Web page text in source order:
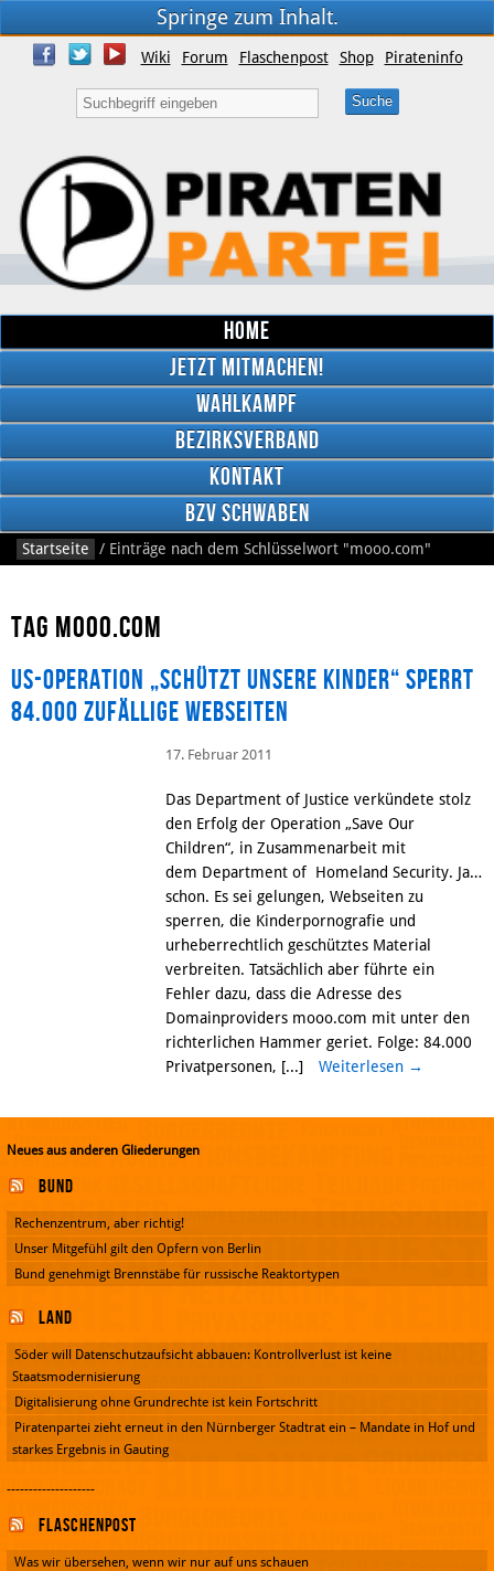
Springe zum Inhalt.
Wiki Forum Flaschenpost Shop Pirateninfo
Home
Jetzt mitmachen!
Wahlkampf
Bezirksverband
Kontakt
BzV Schwaben
Startseite / Einträge nach dem Schlüsselwort "mooo.com"
Tag mooo.com
US-Operation „Schützt Unsere Kinder“ sperrt
84.000 zufällige Webseiten
17. Februar 2011
Das Department of Justice verkündete stolz
den Erfolg der Operation „Save Our
Children“, in Zusammenarbeit mit
dem Department of Homeland Security. Ja…
schon. Es sei gelungen, Webseiten zu
sperren, die Kinderpornografie und
urheberrechtlich geschütztes Material
verbreiten. Tatsächlich aber führte ein
Fehler dazu, dass die Adresse des
Domainproviders mooo.com mit unter den
richterlichen Hammer geriet. Folge: 84.000
Privatpersonen, [...]
Weiterlesen →
Neues aus anderen Gliederungen
Bund
Rechenzentrum, aber richtig!
Unser Mitgefühl gilt den Opfern von Berlin
Bund genehmigt Brennstäbe für russische Reaktortypen
Land
Söder will Datenschutzaufsicht abbauen: Kontrollverlust ist keine
Staatsmodernisierung
Digitalisierung ohne Grundrechte ist kein Fortschritt
Piratenpartei zieht erneut in den Nürnberger Stadtrat ein – Mandate in Hof und
starkes Ergebnis in Gauting
--------------------
Flaschenpost
Was wir übersehen, wenn wir nur auf uns schauen